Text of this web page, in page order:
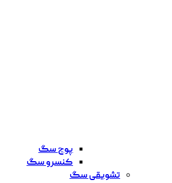
پوچ سگ
کنسرو سگ
تشویقی سگ